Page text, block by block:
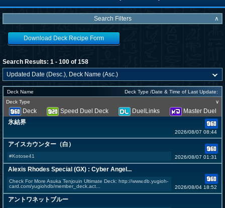
Search Filters ∧
Download Deck Recipe Form
Search Results: 1 - 100 of 158
Deck Name
Deck Type /Date & Time of Last Update:
Deck Type
∨
Deck Speed Duel Deck DuelLinks
Master Duel
氷結界
2026/08/07 08:44
アイスカウンター（白）
#Kotose41 2026/08/07 01:31
Alexis Rhodes Special (GX) : Cyber Angel...
Check For More Asuka Tenjouin Ultimate Deck: http://www.db.yugioh-
card.com/yugiohdb/member_deck.act...
2026/08/04 18:52
アントワネットブルー